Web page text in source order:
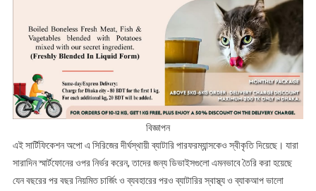
বিজ্ঞাপন
এই সার্টিফিকেশন অপো এ সিরিজের দীর্ঘস্থায়ী ব্যাটারি পারফরম্যান্সকেও স্বীকৃতি দিয়েছে। যারা
সারাদিন স্মার্টফোনের ওপর নির্ভর করেন, তাদের জন্য ডিভাইসগুলো এমনভাবে তৈরি করা হয়েছে
যেন বছরের পর বছর নিয়মিত চার্জিং ও ব্যবহারের পরও ব্যাটারির স্বাস্থ্য ও ব্যাকআপ ভালো